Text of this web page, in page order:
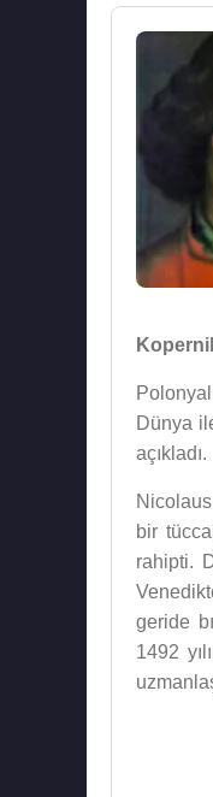
Dünya
açıkladı.
Nicolaus
bir
rahipti.
geride
1492